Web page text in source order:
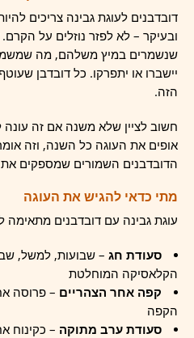
דובדבנים לעוגת גבינה צריכים
ובעיקר – לא לפזר נוזלים על
שנשמרים במיץ משלהם, מה
יישברו או יתפרקו. כל דובדבן
הזה.
חשוב לציין שלא משנה אם זה עונה
אופים את העוגה כל השנה, וזה
הדובדבנים השמורים שמספקים
מתי כדאי להגיש את העוגה
עוגת גבינה עם דובדבנים מתאימה
סעודת חג – שבועות, למשל,
הקלאסיקה המוחלטת
קפה אחר הצהריים – פרוסה
הקפה
סעודת ערב מתוקה – כקינוח